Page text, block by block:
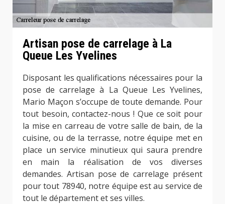
Artisan pose de carrelage à La
Queue Les Yvelines
Disposant les qualifications nécessaires pour la
pose de carrelage à La Queue Les Yvelines,
Mario Maçon s’occupe de toute demande. Pour
tout besoin, contactez-nous ! Que ce soit pour
la mise en carreau de votre salle de bain, de la
cuisine, ou de la terrasse, notre équipe met en
place un service minutieux qui saura prendre
en main la réalisation de vos diverses
demandes. Artisan pose de carrelage présent
pour tout 78940, notre équipe est au service de
tout le département et ses villes.